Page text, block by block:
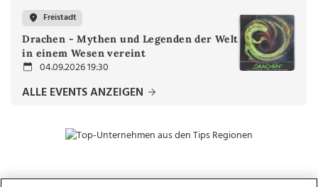
Freistadt
Drachen - Mythen und Legenden der Welt
in einem Wesen vereint
04.09.2026 19:30
ALLE EVENTS ANZEIGEN